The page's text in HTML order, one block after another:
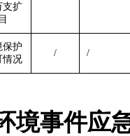
支扩
保护
情况
/ /
境事件应